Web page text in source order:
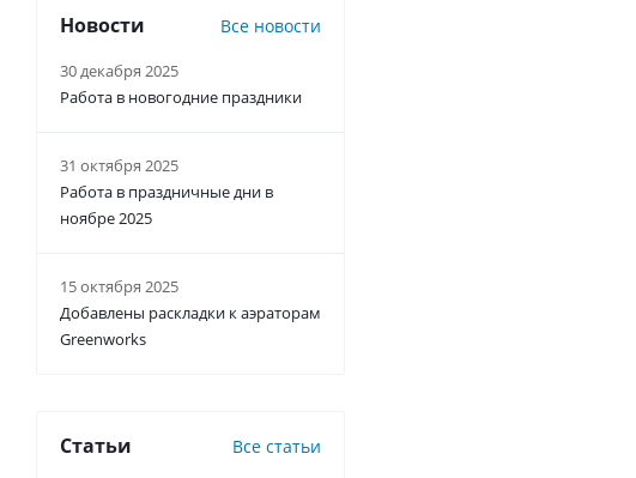
Новости Все новости
30 декабря 2025
Работа в новогодние праздники
31 октября 2025
Работа в праздничные дни в
ноябре 2025
15 октября 2025
Добавлены раскладки к аэраторам
Greenworks
Статьи Все статьи